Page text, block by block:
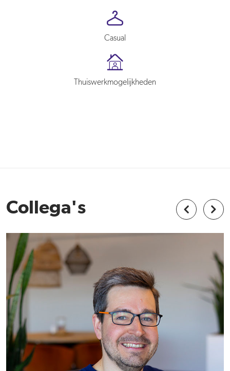
Casual
Thuiswerkmogelijkheden
Collega's